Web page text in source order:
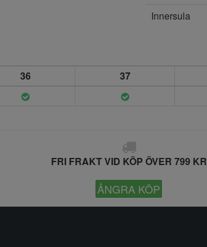
Innersula
36 37
FRI FRAKT VID KÖP ÖVER 799 KR
ÅNGRA KÖP